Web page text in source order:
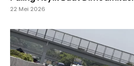
22 Mei 2026